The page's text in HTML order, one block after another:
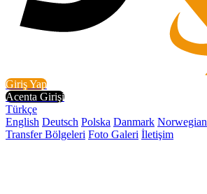
Giriş Yap
Acenta Girişi
Türkçe
English Deutsch Polska Danmark Norwegian
Transfer Bölgeleri Foto Galeri İletişim